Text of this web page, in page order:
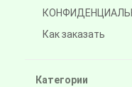
Как заказать
Категории